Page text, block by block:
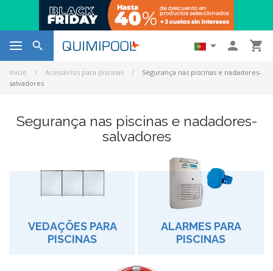
   
Início Acessórios para piscinas
Segurança nas piscinas e nadadores-
salvadores
Segurança nas piscinas e nadadores-
salvadores
VEDAÇÕES PARA
PISCINAS
ALARMES PARA
PISCINAS